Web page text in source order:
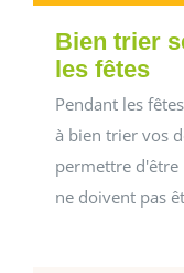
Bien trier
les fêtes
Pendant les
à bien trier vos
permettre d'être
ne doivent pas